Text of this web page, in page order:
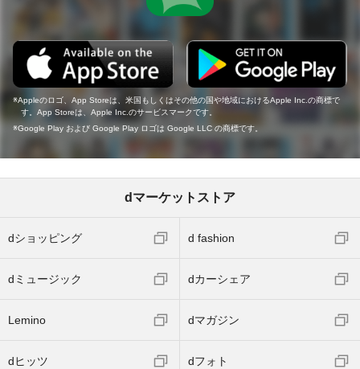
Appleのロゴ、App Storeは、米国もしくはその他の国や地域におけるApple Inc.の商標で
す。App Storeは、Apple Inc.のサービスマークです。
Google Play および Google Play ロゴは Google LLC の商標です。
dマーケットストア
dショッピング d fashion
dミュージック dカーシェア
Lemino dマガジン
dヒッツ dフォト